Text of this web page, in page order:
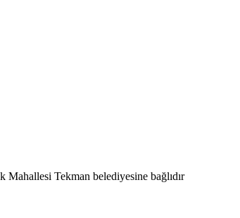
Tekman belediyesine bağlıdır